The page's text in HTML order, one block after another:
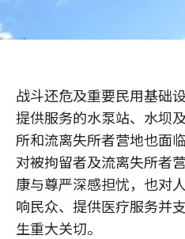
战斗还危及重要民用基础
提供服务的水泵站、水坝
所和流离失所者营地也面
对被拘留者及流离失所者
康与尊严深感担忧，也对
响民众、提供医疗服务并
生重大关切。